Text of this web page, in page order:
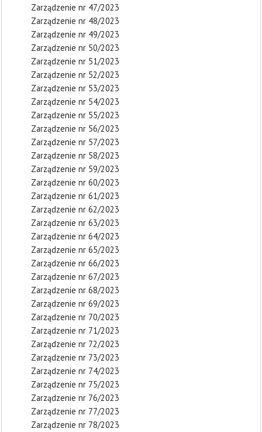
Zarządzenie nr 47/2023
Zarządzenie nr 48/2023
Zarządzenie nr 49/2023
Zarządzenie nr 50/2023
Zarządzenie nr 51/2023
Zarządzenie nr 52/2023
Zarządzenie nr 53/2023
Zarządzenie nr 54/2023
Zarządzenie nr 55/2023
Zarządzenie nr 56/2023
Zarządzenie nr 57/2023
Zarządzenie nr 58/2023
Zarządzenie nr 59/2023
Zarządzenie nr 60/2023
Zarządzenie nr 61/2023
Zarządzenie nr 62/2023
Zarządzenie nr 63/2023
Zarządzenie nr 64/2023
Zarządzenie nr 65/2023
Zarządzenie nr 66/2023
Zarządzenie nr 67/2023
Zarządzenie nr 68/2023
Zarządzenie nr 69/2023
Zarządzenie nr 70/2023
Zarządzenie nr 71/2023
Zarządzenie nr 72/2023
Zarządzenie nr 73/2023
Zarządzenie nr 74/2023
Zarządzenie nr 75/2023
Zarządzenie nr 76/2023
Zarządzenie nr 77/2023
Zarządzenie nr 78/2023